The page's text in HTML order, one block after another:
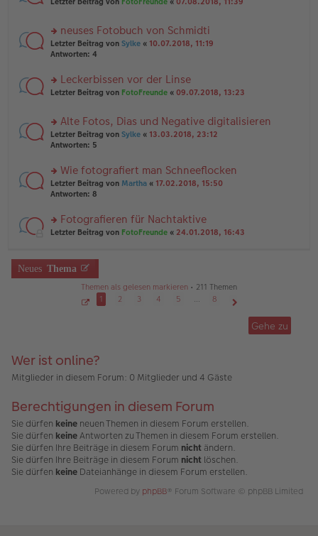
a
ei
tr
a
g
es
e
n
er
ei
tr
u
n
g
es
e
n
B
ei
tr
a
rs
te
n
g
es
e
n
er
ei
tr
a
neuses Fotobuch von Schmidti
Letzter Beitrag von Sylke « 10.07.2018, 11:19
Antworten: 4
rs
u
n
g
es
e
n
er
ei
tr
Leckerbissen vor der Linse
Letzter Beitrag von FotoFreunde « 09.07.2018, 13:23
rs
te
n
g
el
e
n
ei
tr
Alte Fotos, Dias und Negative digitalisieren
Letzter Beitrag von Sylke « 13.03.2018, 23:12
Antworten: 5
rs
te
n
g
es
e
n
Wie fotografiert man Schneeflocken
Letzter Beitrag von Martha « 17.02.2018, 15:50
Antworten: 8
rs
u
n
ei
a
Fotografieren für Nachtaktive
Letzter Beitrag von FotoFreunde « 24.01.2018, 16:43
Neues Thema
Themen als gelesen markieren • 211 Themen
v
o
n
8
1 2 3 4 5 …
8
Gehe zu
Wer ist online?
Mitglieder in diesem Forum: 0 Mitglieder und 4 Gäste
Berechtigungen in diesem Forum
Sie dürfen keine neuen Themen in diesem Forum erstellen.
Sie dürfen keineAntworten zu Themen in diesem Forum erstellen.
Sie dürfen Ihre Beiträge in diesem Forum nicht ändern.
Sie dürfen Ihre Beiträge in diesem Forum nicht löschen.
Sie dürfen keine Dateianhänge in diesem Forum erstellen.
Powered by phpBB® Forum Software © phpBB Limited